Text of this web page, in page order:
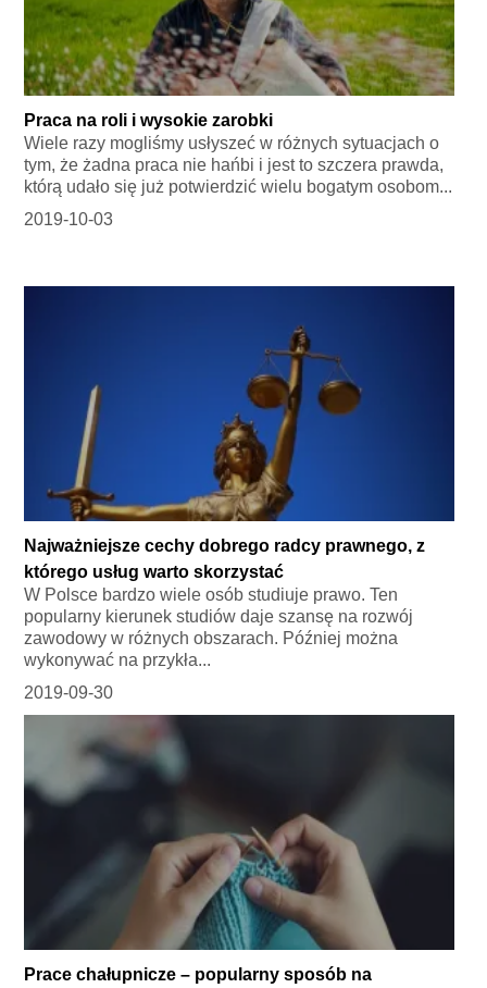
Praca na roli i wysokie zarobki
Wiele razy mogliśmy usłyszeć w różnych sytuacjach o
tym, że żadna praca nie hańbi i jest to szczera prawda,
którą udało się już potwierdzić wielu bogatym osobom...
2019-10-03
Najważniejsze cechy dobrego radcy prawnego, z
którego usług warto skorzystać
W Polsce bardzo wiele osób studiuje prawo. Ten
popularny kierunek studiów daje szansę na rozwój
zawodowy w różnych obszarach. Później można
wykonywać na przykła...
2019-09-30
Prace chałupnicze – popularny sposób na